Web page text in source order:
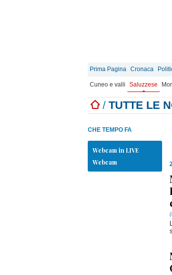
Prima Pagina Cronaca
Cuneo e valli Saluzzese
/ TUTTE LE
CHE TEMPO FA
Webcam in LIVE
Webcam